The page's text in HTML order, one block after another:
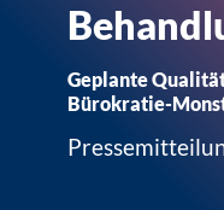
Geplante
Bürokratie-